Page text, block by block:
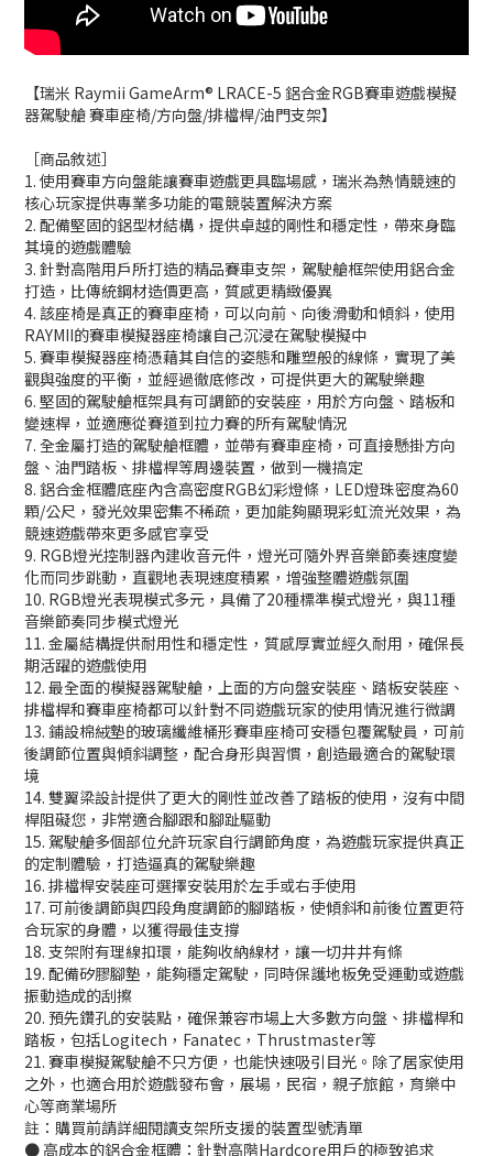
【瑞米 Raymii GameArm® LRACE-5 鋁合金RGB賽車遊戲模擬
器駕駛艙 賽車座椅/方向盤/排檔桿/油門支架】
［商品敘述］
1. 使用賽車方向盤能讓賽車遊戲更具臨場感，瑞米為熱情競速的
核心玩家提供專業多功能的電競裝置解決方案
2. 配備堅固的鋁型材結構，提供卓越的剛性和穩定性，帶來身臨
其境的遊戲體驗
3. 針對高階用戶所打造的精品賽車支架，駕駛艙框架使用鋁合金
打造，比傳統鋼材造價更高，質感更精緻優異
4. 該座椅是真正的賽車座椅，可以向前、向後滑動和傾斜，使用
RAYMII的賽車模擬器座椅讓自己沉浸在駕駛模擬中
5. 賽車模擬器座椅憑藉其自信的姿態和雕塑般的線條，實現了美
觀與強度的平衡，並經過徹底修改，可提供更大的駕駛樂趣
6. 堅固的駕駛艙框架具有可調節的安裝座，用於方向盤、踏板和
變速桿，並適應從賽道到拉力賽的所有駕駛情況
7. 全金屬打造的駕駛艙框體，並帶有賽車座椅，可直接懸掛方向
盤、油門踏板、排檔桿等周邊裝置，做到一機搞定
8. 鋁合金框體底座內含高密度RGB幻彩燈條，LED燈珠密度為60
顆/公尺，發光效果密集不稀疏，更加能夠顯現彩虹流光效果，為
競速遊戲帶來更多感官享受
9. RGB燈光控制器內建收音元件，燈光可隨外界音樂節奏速度變
化而同步跳動，直觀地表現速度積累，增強整體遊戲氛圍
10. RGB燈光表現模式多元，具備了20種標準模式燈光，與11種
音樂節奏同步模式燈光
11. 金屬結構提供耐用性和穩定性，質感厚實並經久耐用，確保長
期活躍的遊戲使用
12. 最全面的模擬器駕駛艙，上面的方向盤安裝座、踏板安裝座、
排檔桿和賽車座椅都可以針對不同遊戲玩家的使用情況進行微調
13. 鋪設棉絨墊的玻璃纖維桶形賽車座椅可安穩包覆駕駛員，可前
後調節位置與傾斜調整，配合身形與習慣，創造最適合的駕駛環
境
14. 雙翼梁設計提供了更大的剛性並改善了踏板的使用，沒有中間
桿阻礙您，非常適合腳跟和腳趾驅動
15. 駕駛艙多個部位允許玩家自行調節角度，為遊戲玩家提供真正
的定制體驗，打造逼真的駕駛樂趣
16. 排檔桿安裝座可選擇安裝用於左手或右手使用
17. 可前後調節與四段角度調節的腳踏板，使傾斜和前後位置更符
合玩家的身體，以獲得最佳支撐
18. 支架附有理線扣環，能夠收納線材，讓一切井井有條
19. 配備矽膠腳墊，能夠穩定駕駛，同時保護地板免受運動或遊戲
振動造成的刮擦
20. 預先鑽孔的安裝點，確保兼容市場上大多數方向盤、排檔桿和
踏板，包括Logitech，Fanatec，Thrustmaster等
21. 賽車模擬駕駛艙不只方便，也能快速吸引目光。除了居家使用
之外，也適合用於遊戲發布會，展場，民宿，親子旅館，育樂中
心等商業場所
註：購買前請詳細閱讀支架所支援的裝置型號清單
● 高成本的鋁合金框體：針對高階Hardcore用戶的極致追求